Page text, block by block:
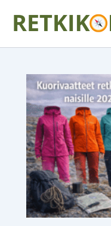
sisältöön